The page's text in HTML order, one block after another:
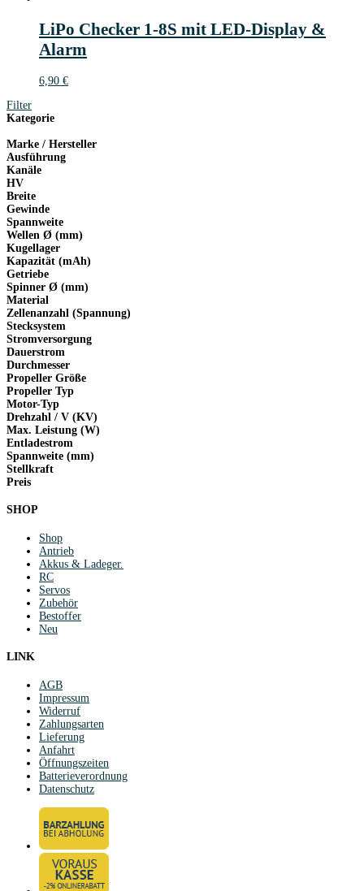
LiPo Checker 1-8S mit LED-Display &
Alarm
6,90 €
Filter
Kategorie
Marke / Hersteller
Ausführung
Kanäle
HV
Breite
Gewinde
Spannweite
Wellen Ø (mm)
Kugellager
Kapazität (mAh)
Getriebe
Spinner Ø (mm)
Material
Zellenanzahl (Spannung)
Stecksystem
Stromversorgung
Dauerstrom
Durchmesser
Propeller Größe
Propeller Typ
Motor-Typ
Drehzahl / V (KV)
Max. Leistung (W)
Entladestrom
Spannweite (mm)
Stellkraft
Preis
SHOP
Shop
Antrieb
Akkus & Ladeger.
RC
Servos
Zubehör
Bestoffer
Neu
LINK
AGB
Impressum
Widerruf
Zahlungsarten
Lieferung
Anfahrt
Öffnungszeiten
Batterieverordnung
Datenschutz